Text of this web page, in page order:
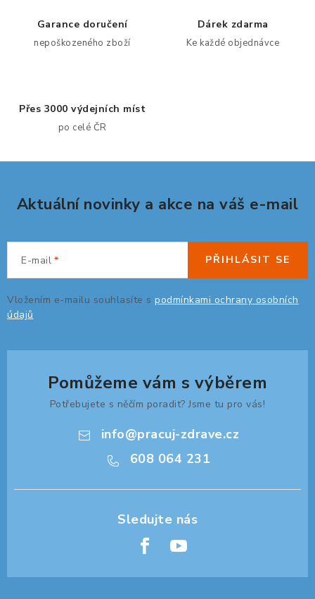
i
u
Garance doručení
nepoškozeného zboží
Dárek zdarma
Ke každé objednávce
Přes 3000 výdejních míst
po celé ČR
Aktuální novinky a akce na váš e-mail
E-mail
Vložením e-mailu souhlasíte s podmínkami ochrany osobních
údajů
PŘIHLÁSIT SE
Pomůžeme vám s výběrem
Potřebujete s něčím poradit? Jsme tu pro vás!
info@pracuj-zdrave.cz
608 064 231